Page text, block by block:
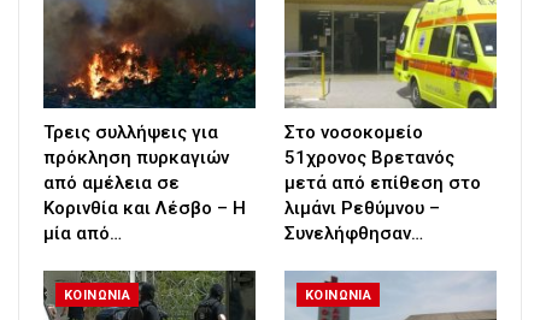
Τρεις συλλήψεις για
πρόκληση πυρκαγιών
από αμέλεια σε
Κορινθία και Λέσβο – Η
μία από…
Στο νοσοκομείο
51χρονος Βρετανός
μετά από επίθεση στο
λιμάνι Ρεθύμνου –
Συνελήφθησαν…
ΚΟΙΝΩΝΙΑ ΚΟΙΝΩΝΙΑ